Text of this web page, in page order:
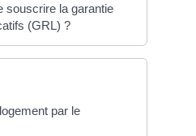
souscrire la garantie
(GRL) ?
par le